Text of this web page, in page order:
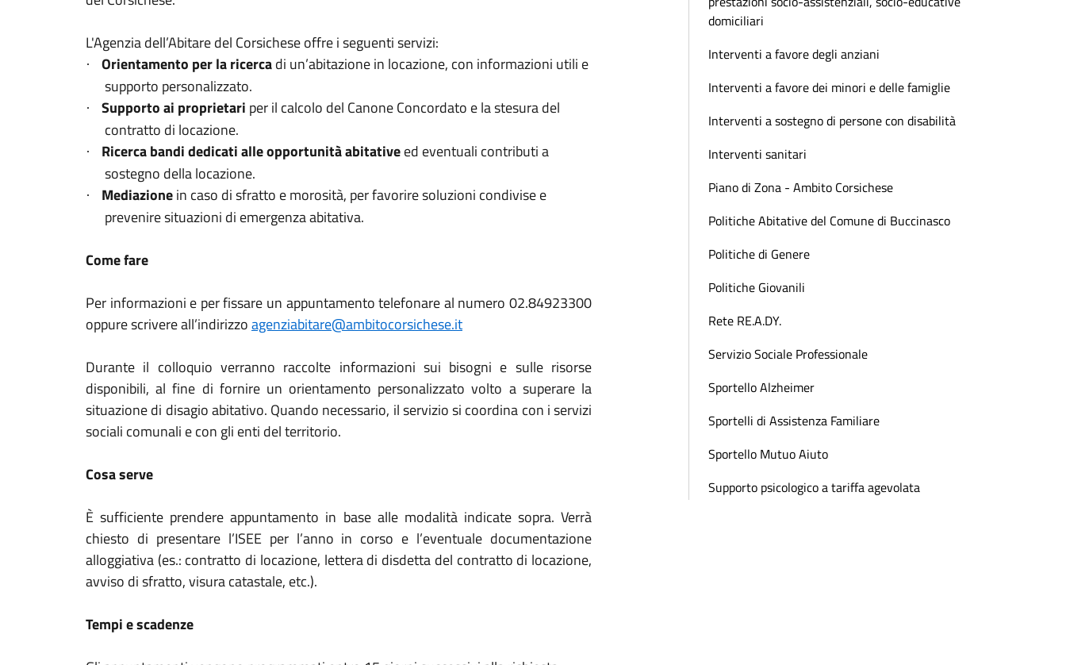
L'Agenzia dell’Abitare del Corsichese offre i seguenti servizi:
· Orientamento per la ricercadi un’abitazione in locazione, con informazioni utili e
supporto personalizzato.
· Supporto ai proprietari per il calcolo del Canone Concordato e la stesura del
contratto di locazione.
· Ricercabandi dedicati alle opportunità abitativeed eventuali contributi a
sostegno della locazione.
· Mediazionein caso di sfratto e morosità, per favorire soluzioni condivise e
prevenire situazioni di emergenza abitativa.
Come fare
Per informazioni e per fissare un appuntamento telefonare al numero 02.84923300
oppure scrivere all’indirizzoagenziabitare@ambitocorsichese.it
Durante il colloquio verranno raccolte informazioni sui bisogni e sulle risorse
disponibili, al fine di fornire un orientamento personalizzato volto a superare la
situazione di disagio abitativo. Quando necessario, il servizio si coordina con i servizi
sociali comunali e con gli enti del territorio.
Cosa serve
È sufficiente prendere appuntamento in base alle modalità indicate sopra. Verrà
chiesto di presentare l’ISEE per l’anno in corso e l’eventuale documentazione
alloggiativa (es.: contratto di locazione, lettera di disdetta del contratto di locazione,
avviso di sfratto, visura catastale, etc.).
Tempi e scadenze
domiciliari
Interventi a favore degli anziani
Interventi a favore dei minori e delle famiglie
Interventi a sostegno di persone con disabilità
Interventi sanitari
Piano di Zona - Ambito Corsichese
Politiche Abitative del Comune di Buccinasco
Politiche di Genere
Politiche Giovanili
Rete RE.A.DY.
Servizio Sociale Professionale
Sportello Alzheimer
Sportelli di Assistenza Familiare
Sportello Mutuo Aiuto
Supporto psicologico a tariffa agevolata